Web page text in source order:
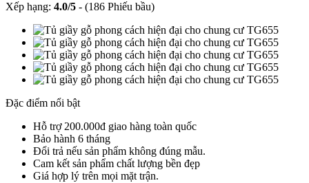
Xếp hạng: 4.0/5 - (186 Phiếu bầu)
Đặc điểm nổi bật
Hỗ trợ 200.000đ giao hàng toàn quốc
Bảo hành 6 tháng
Đổi trả nếu sản phẩm không đúng mẫu.
Cam kết sản phẩm chất lượng bền đẹp
Giá hợp lý trên mọi mặt trận.